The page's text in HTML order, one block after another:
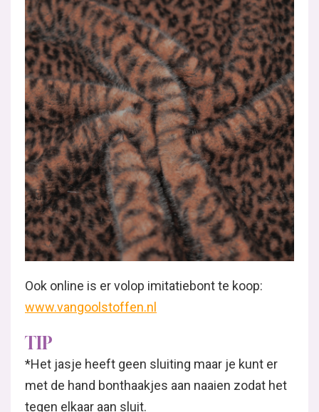
Ook online is er volop imitatiebont te koop:
www.vangoolstoffen.nl
TIP
*Het jasje heeft geen sluiting maar je kunt er
met de hand bonthaakjes aan naaien zodat het
tegen elkaar aan sluit.